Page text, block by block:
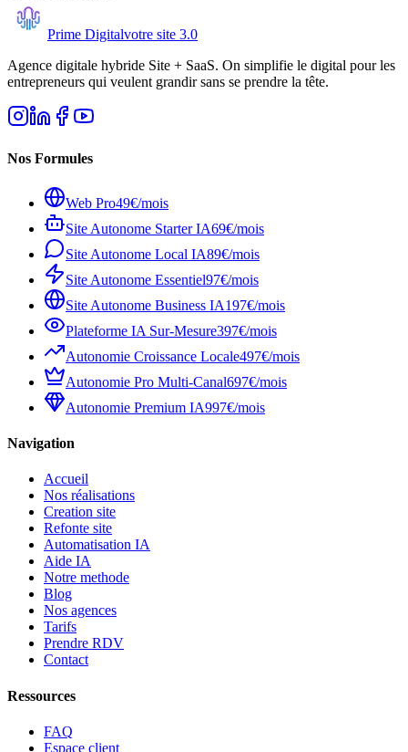
Prime Digitalvotre site 3.0
Agence digitale hybride Site + SaaS. On simplifie le digital pour les
entrepreneurs qui veulent grandir sans se prendre la tête.
Nos Formules
Web Pro49€/mois
Site Autonome Starter IA69€/mois
Site Autonome Local IA89€/mois
Site Autonome Essentiel97€/mois
Site Autonome Business IA197€/mois
Plateforme IA Sur-Mesure397€/mois
Autonomie Croissance Locale497€/mois
Autonomie Pro Multi-Canal697€/mois
Autonomie Premium IA997€/mois
Navigation
Accueil
Nos réalisations
Creation site
Refonte site
Automatisation IA
Aide IA
Notre methode
Blog
Nos agences
Tarifs
Prendre RDV
Contact
Ressources
FAQ
Espace client